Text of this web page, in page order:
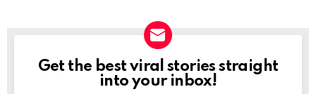
NEWSLETTER
Get the best viral stories straight
into your inbox!